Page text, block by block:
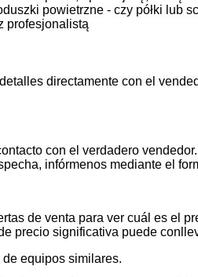
powietrzne - czy półki
profesjonalistą
directamente con el
con el verdadero
infórmenos mediante el
de venta para ver cuál es el
precio significativa puede
equipos similares.